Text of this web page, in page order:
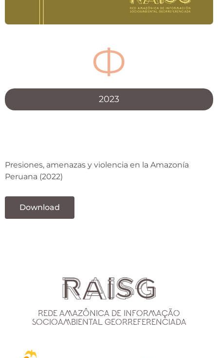
Ф
2023
Presiones, amenazas y violencia en la Amazonía
Peruana (2022)
Download
Rede Amazônica de Informação
Socioambiental Georreferenciada